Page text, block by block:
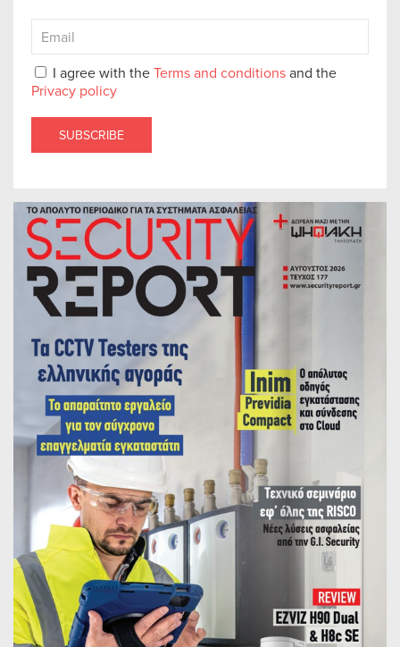
I agree with theTerms and conditionsand the
Privacy policy
SUBSCRIBE